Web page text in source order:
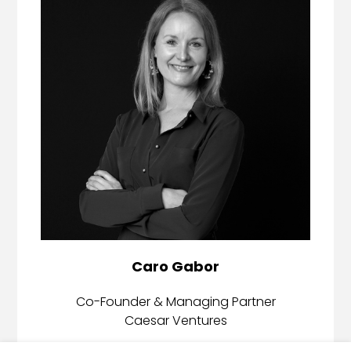
Caro Gabor
Co-Founder & Managing Partner
Caesar Ventures